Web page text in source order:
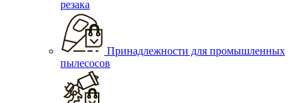
резака
Принадлежности для промышленных
пылесосов